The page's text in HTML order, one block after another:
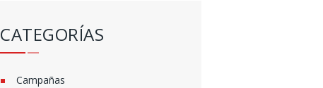
CATEGORÍAS
Campañas